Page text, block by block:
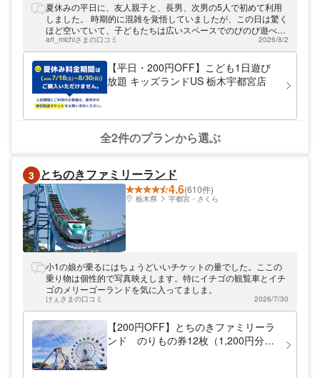
夏休みの平日に、友人親子と、長男、次男の5人で初めて利用
しました。 時期的に混雑を覚悟していましたが、この日は驚く
ほど空いていて、子どもたちは広いスペースでのびのび遊べま
した。 遊具の雰囲気は、某ショッピングセンター内にある同じ
ような屋内遊び場と似ていますが、こちらはスーパーのテナン
トという立地もあってか、比較的落ち着いて過ごせる印象でし
た。初めてなので普段の混雑状況は分かりませんが、混雑を避
けたい方にはよさそうです。 自宅からは少し距離があります
が、広々としていて過ごしやすく、個人的にはこちらの施設の
ほうが好みでした。
art_michiさまの口コミ 2026/8/2
【平日・200円OFF】こども1日遊び
放題 キッズランドUS 栃木宇都宮店
全2件のプランから選ぶ
3 とちのきファミリーランド
4.6(610件)
栃木県 宇都宮・さくら
小1の娘が乗るにはちょうどいいチケットの量でした。ここの
乗り物は個性的で写真映えします。特にイチゴの観覧車とイチ
ゴのメリーゴーランドを気に入ってましま。
けぇさまの口コミ 2026/7/30
【200円OFF】とちのきファミリーラ
ンド のりもの券12枚（1,200円分）